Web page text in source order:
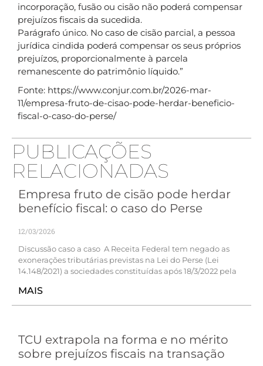
incorporação, fusão ou cisão não poderá compensar
prejuízos fiscais da sucedida.
Parágrafo único. No caso de cisão parcial, a pessoa
jurídica cindida poderá compensar os seus próprios
prejuízos, proporcionalmente à parcela
remanescente do patrimônio líquido.”
Fonte: https://www.conjur.com.br/2026-mar-
11/empresa-fruto-de-cisao-pode-herdar-beneficio-
fiscal-o-caso-do-perse/
PUBLICAÇÕES
RELACIONADAS
Empresa fruto de cisão pode herdar
benefício fiscal: o caso do Perse
12/03/2026
Discussão caso a caso A Receita Federal tem negado as
exonerações tributárias previstas na Lei do Perse (Lei
14.148/2021) a sociedades constituídas após 18/3/2022 pela
MAIS
TCU extrapola na forma e no mérito
sobre prejuízos fiscais na transação